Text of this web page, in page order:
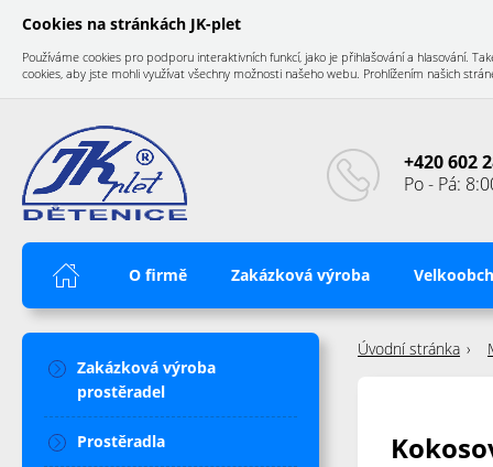
Cookies na stránkách JK-plet
Používáme cookies pro podporu interaktivních funkcí, jako je přihlašování a hlasování.
cookies, aby jste mohli využívat všechny možnosti našeho webu. Prohlížením našich
+420 602
Po - Pá:
Úvod O firmě Zakázková výroba
Úvodní stránka
Zakázková výroba
prostěradel
Prostěradla